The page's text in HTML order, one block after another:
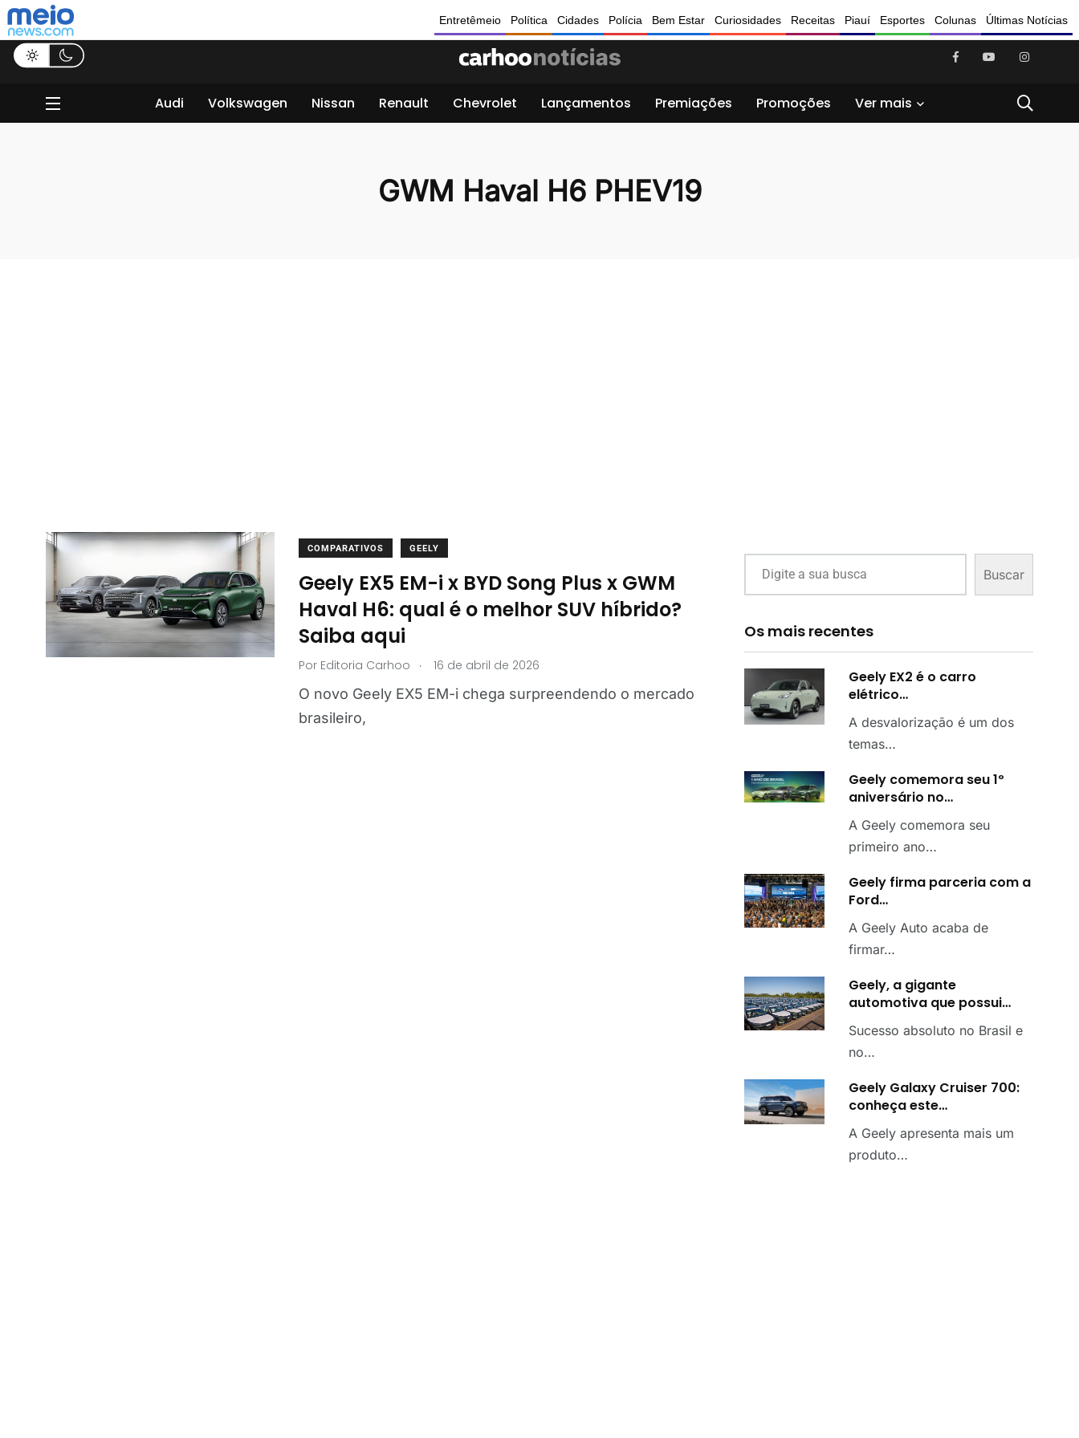
Entretêmeio Política Cidades Polícia Bem Estar Curiosidades Receitas Piauí Esportes Colunas Últimas Notícias
Audi Volkswagen Nissan Renault Chevrolet Lançamentos Premiações Promoções Ver mais
GWM Haval H6 PHEV19
COMPARATIVOS GEELY
Geely EX5 EM-i x BYD Song Plus x GWM
Haval H6: qual é o melhor SUV híbrido?
Saiba aqui
Por Editoria Carhoo . 16 de abril de 2026
O novo Geely EX5 EM-i chega surpreendendo o mercado
brasileiro,
Buscar
Os mais recentes
Geely EX2 é o carro
elétrico…
A desvalorização é um dos
temas…
Geely comemora seu 1º
aniversário no…
A Geely comemora seu
primeiro ano…
Geely firma parceria com a
Ford…
A Geely Auto acaba de
firmar…
Geely, a gigante
automotiva que possui…
Sucesso absoluto no Brasil e
no…
Geely Galaxy Cruiser 700:
conheça este…
A Geely apresenta mais um
produto…